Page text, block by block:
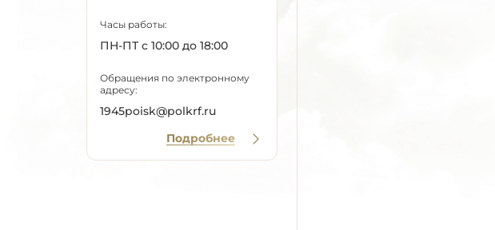
Часы работы:
ПН-ПТ с 10:00 до 18:00
Обращения по электронному
адресу:
1945poisk@polkrf.ru
Подробнее